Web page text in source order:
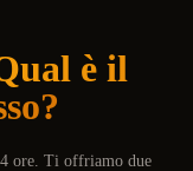
è il
ore. Ti offriamo due